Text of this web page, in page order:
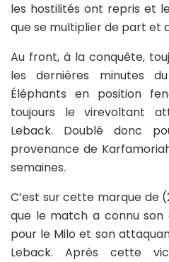
les hostilités ont repris et
que se multiplier de part et
Au front, à la conquête,
les dernières minutes
Éléphants en position
toujours le virevoltant
Leback. Doublé donc
provenance de
semaines.
C’est sur cette marque de
que le match a connu son
pour le Milo et son
Leback. Après cette